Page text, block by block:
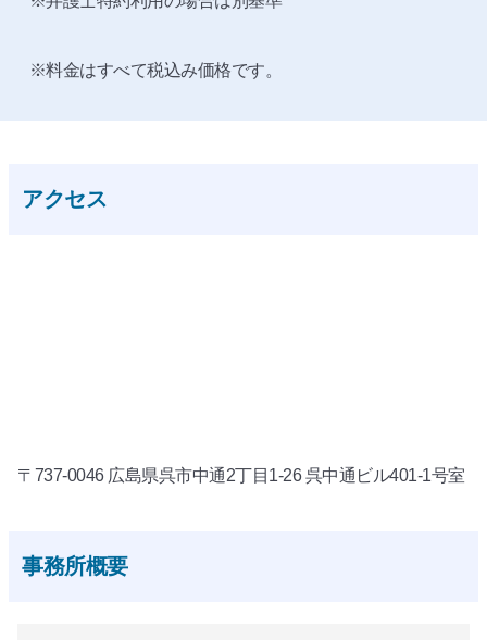
※料金はすべて税込み価格です。
アクセス
〒737-0046 広島県呉市中通2丁目1-26 呉中通ビル401-1号室
事務所概要